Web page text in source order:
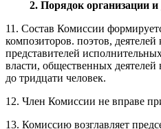
2. Порядок организации
11. Состав Комиссии
композиторов. поэтов, деятелей
представителей
власти, общественных деятелей
до тридцати человек.
12. Член Комиссии не вправе
13. Комиссию возглавляет